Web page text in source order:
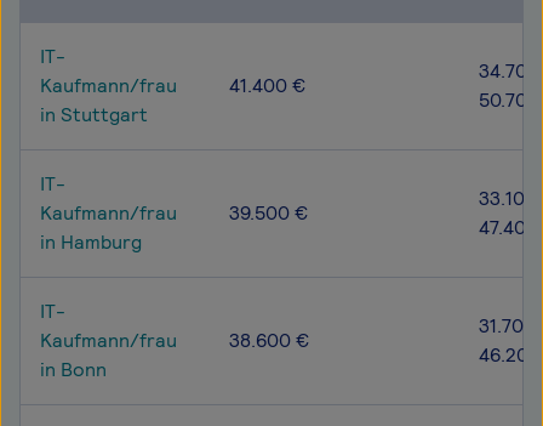
IT-
Kaufmann/frau
in Stuttgart
41.400 €
IT-
Kaufmann/frau
in Hamburg
39.500 €
IT-
Kaufmann/frau
in Bonn
38.600 €